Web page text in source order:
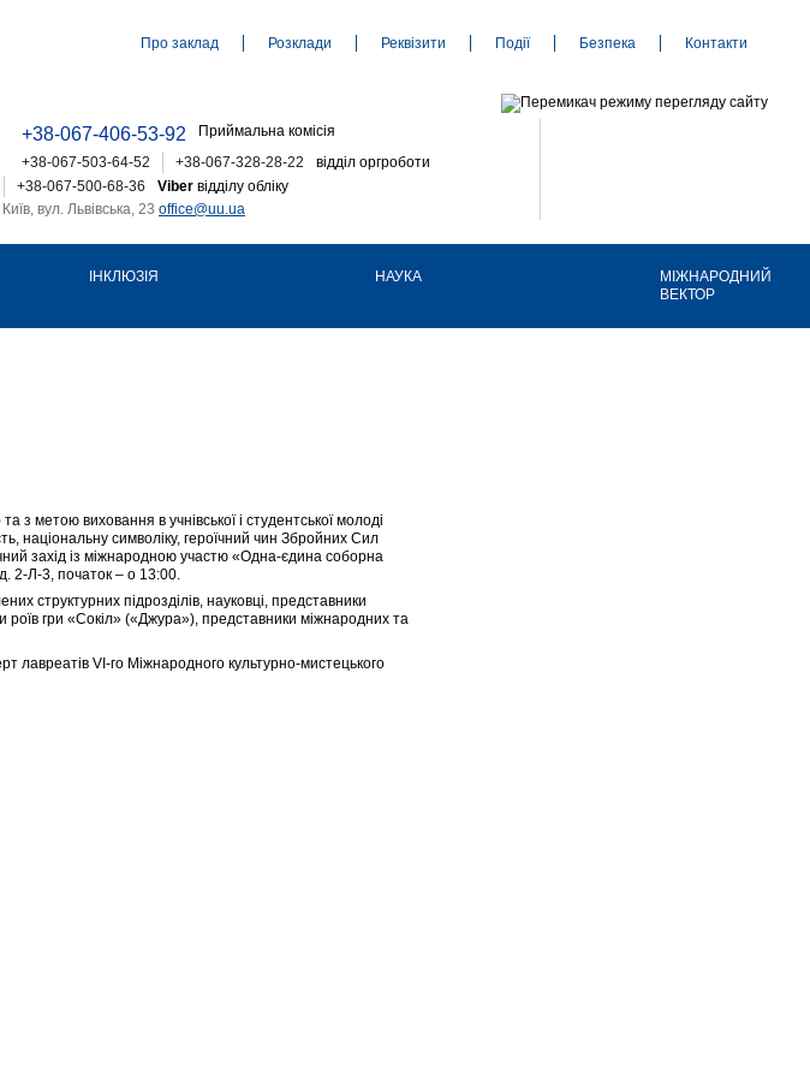
Про заклад Розклади Реквізити Події Безпека Контакти
+38-067-406-53-92
Приймальна комісія
відділ оргроботи
+38-067-503-64-52
+38-067-328-28-22
Viber відділу обліку
+38-067-500-68-36
Київ, вул. Львівська, 23 office@uu.ua
ІНКЛЮЗІЯ НАУКА
МІЖНАРОДНИЙ
ВЕКТОР
з метою виховання в учнівської і студентської молоді
національну символіку, героїчний чин Збройних Сил
захід із міжнародною участю «Одна-єдина соборна
2-Л-3, початок – о 13:00.
структурних підрозділів, науковці, представники
роїв гри «Сокіл» («Джура»), представники міжнародних та
VІ-го Міжнародного культурно-мистецького